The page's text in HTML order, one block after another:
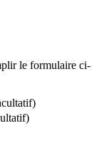
le formulaire ci-